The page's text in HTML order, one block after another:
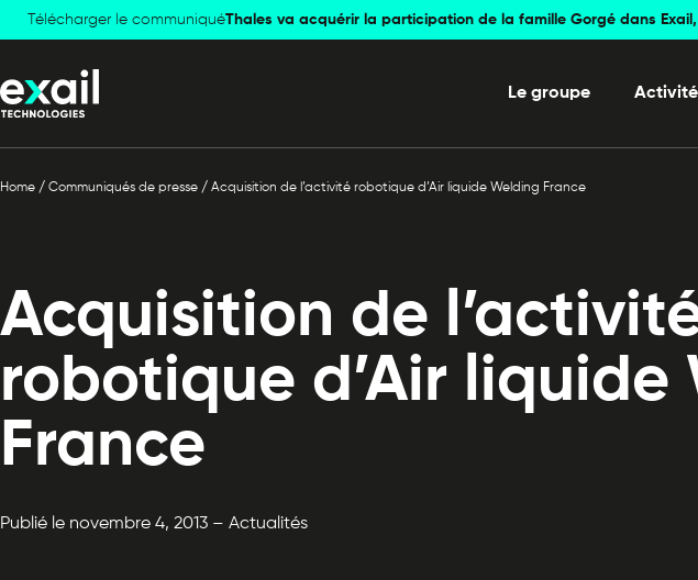
Skip to
navigation
Skip to
content
Télécharger le communiquéThales va acquérir la participation de la famille Gorgé dans
Le groupe
Home / Communiqués de presse / Acquisition de l’activité robotique d’Air liquide Welding France
Acquisition de
robotique d’Air liquide
France
Publié le novembre 4, 2013 – Actualités